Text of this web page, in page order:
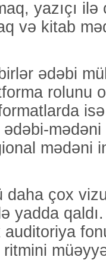
yazıçı ilə
və kitab
ədəbi
rolunu
mədəni
mədəni
daha çox
yadda
ritmini